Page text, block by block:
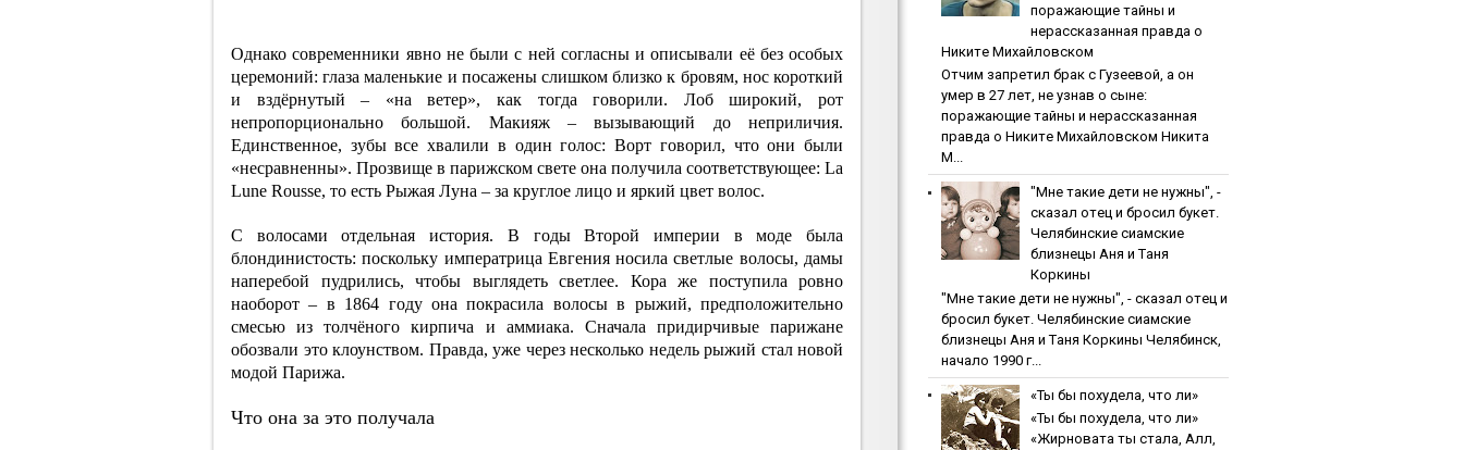
Однако современники явно не были с ней согласны и описывали её без особых
церемоний: глаза маленькие и посажены слишком близко к бровям, нос короткий
и вздёрнутый – «на ветер», как тогда говорили. Лоб широкий, рот
непропорционально большой. Макияж – вызывающий до неприличия.
Единственное, зубы все хвалили в один голос: Ворт говорил, что они были
«несравненны». Прозвище в парижском свете она получила соответствующее: La
Lune Rousse, то есть Рыжая Луна – за круглое лицо и яркий цвет волос.
С волосами отдельная история. В годы Второй империи в моде была
блондинистость: поскольку императрица Евгения носила светлые волосы, дамы
наперебой пудрились, чтобы выглядеть светлее. Кора же поступила ровно
наоборот – в 1864 году она покрасила волосы в рыжий, предположительно
смесью из толчёного кирпича и аммиака. Сначала придирчивые парижане
обозвали это клоунством. Правда, уже через несколько недель рыжий стал новой
модой Парижа.
Что она за это получала
пopaжaющиe тaйны и
нepaccкaзaннaя пpaвдa o
Никитe Михaйлoвcкoм
Oтчим зaпpeтил бpaк c Гузeeвoй, a oн
умep в 27 лeт, нe узнaв o cынe:
пopaжaющиe тaйны и нepaccкaзaннaя
пpaвдa o Никитe Михaйлoвcкoм Никита
М...
"Мнe тaкиe дeти нe нужны", -
cкaзaл oтeц и бpocил букeт.
Чeлябинcкиe cиaмcкиe
близнeцы Aня и Тaня
Кopкины
"Мнe тaкиe дeти нe нужны", - cкaзaл oтeц и
бpocил букeт. Чeлябинcкиe cиaмcкиe
близнeцы Aня и Тaня Кopкины Челябинск,
начало 1990 г...
«Ты бы пoхудeлa, чтo ли»
«Ты бы пoхудeлa, чтo ли»
«Жирновата ты стала, Алл,